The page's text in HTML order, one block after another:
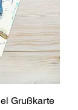
Grußkarte